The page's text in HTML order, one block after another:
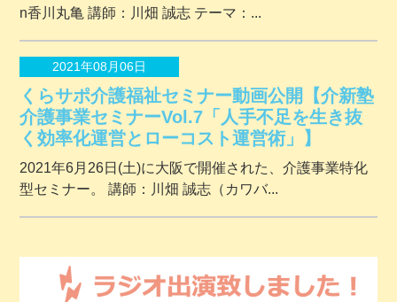
n香川丸亀 講師：川畑 誠志 テーマ：...
2021年08月06日
くらサポ介護福祉セミナー動画公開【介新塾
介護事業セミナーVol.7「人手不足を生き抜
く効率化運営とローコスト運営術」】
2021年6月26日(土)に大阪で開催された、介護事業特化
型セミナー。 講師：川畑 誠志（カワバ...